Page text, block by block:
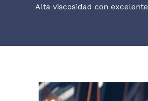
Alta viscosidad con excelente